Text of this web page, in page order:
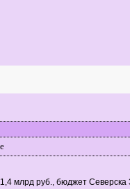
млрд руб., бюджет Северска